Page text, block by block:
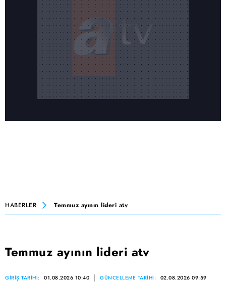
HABERLER Temmuz ayının lideri atv
Temmuz ayının lideri atv
GİRİŞ TARİHİ: 01.08.2026 10:40 GÜNCELLEME TARİHİ: 02.08.2026 09:59